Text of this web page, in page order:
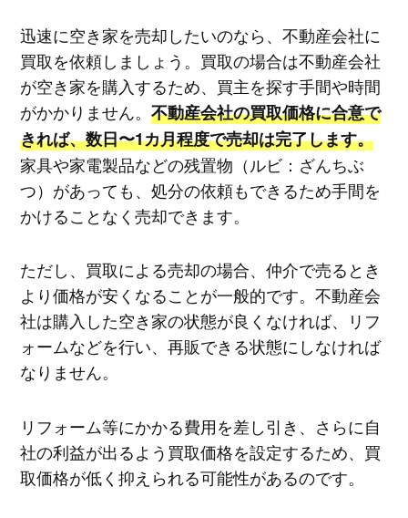
迅速に空き家を売却したいのなら、不動産会社に
買取を依頼しましょう。買取の場合は不動産会社
が空き家を購入するため、買主を探す手間や時間
がかかりません。 不動産会社の買取価格に合意で
きれば、数日〜1カ月程度で売却は完了します。
家具や家電製品などの残置物（ルビ：ざんちぶ
つ）があっても、処分の依頼もできるため手間を
かけることなく売却できます。
ただし、買取による売却の場合、仲介で売るとき
より価格が安くなることが一般的です。不動産会
社は購入した空き家の状態が良くなければ、リフ
ォームなどを行い、再販できる状態にしなければ
なりません。
リフォーム等にかかる費用を差し引き、さらに自
社の利益が出るよう買取価格を設定するため、買
取価格が低く抑えられる可能性があるのです。